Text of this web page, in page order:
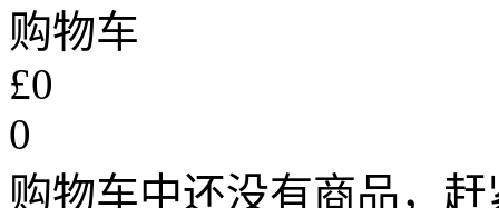
购物车
£0
0
购物车中还没有商品，